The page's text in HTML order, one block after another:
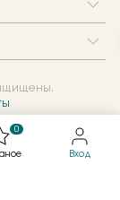
0
Вход